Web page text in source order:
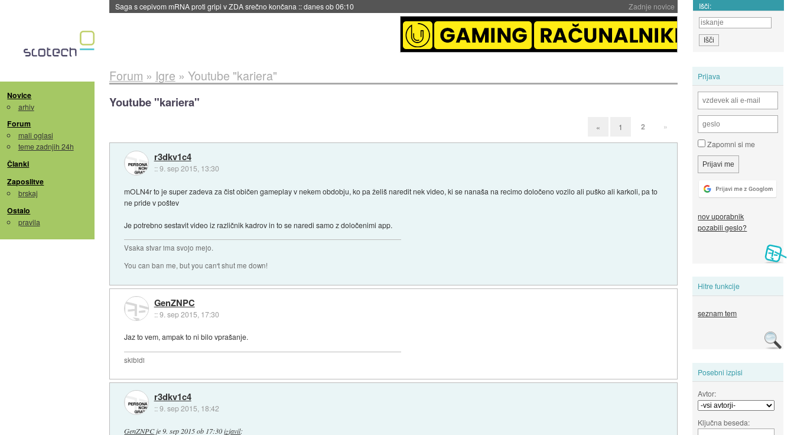
Zadnje novice
Saga s cepivom mRNA proti gripi v ZDA srečno končana ::danes ob 06:10 Išči:
Novice
arhiv
Forum
mali oglasi
teme zadnjih 24h
Članki
Zaposlitve
brskaj
Ostalo
pravila
Prijava
Zapomni si me
nov uporabnik
pozabili geslo?
Hitre funkcije
seznam tem
Posebni izpisi
Avtor:
Ključna beseda:
Forum » Igre » Youtube "kariera"
Youtube "kariera"
« 1 2 »
r3dkv1c4
::9. sep 2015, 13:30
mOLN4r to je super zadeva za čist običen gameplay v nekem obdobju, ko pa želiš naredit nek video, ki se nanaša na recimo določeno vozilo ali puško ali karkoli, pa to
ne pride v poštev
Je potrebno sestavit video iz različnik kadrov in to se naredi samo z določenimi app.
Vsaka stvar ima svojo mejo.
You can ban me, but you can't shut me down!
GenZNPC
::9. sep 2015, 17:30
Jaz to vem, ampak to ni bilo vprašanje.
skibidi
r3dkv1c4
::9. sep 2015, 18:42
GenZNPCje 9. sep 2015 ob 17:30 izjavil: